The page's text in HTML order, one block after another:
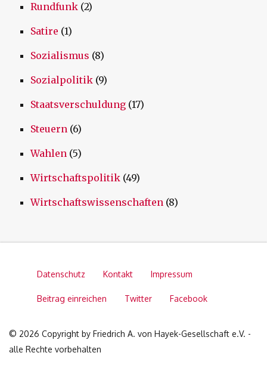
Rundfunk (2)
Satire (1)
Sozialismus (8)
Sozialpolitik (9)
Staatsverschuldung (17)
Steuern (6)
Wahlen (5)
Wirtschaftspolitik (49)
Wirtschaftswissenschaften (8)
Datenschutz Kontakt Impressum
Beitrag einreichen Twitter Facebook
© 2026 Copyright by Friedrich A. von Hayek-Gesellschaft e.V. -
alle Rechte vorbehalten